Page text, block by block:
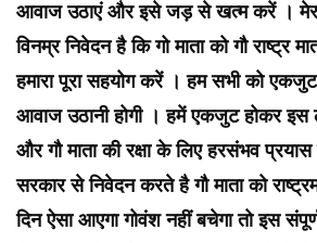
आवाज उठाएं और इसे जड़ से खत्म करें । मेरा
विनम्र निवेदन है कि गो माता को गौ राष्ट्र
हमारा पूरा सहयोग करें । हम सभी को
आवाज उठानी होगी । हमें एकजुट होकर इस
और गौ माता की रक्षा के लिए हरसंभव
सरकार से निवेदन करते है गौ माता को
दिन ऐसा आएगा गोवंश नहीं बचेगा तो इस